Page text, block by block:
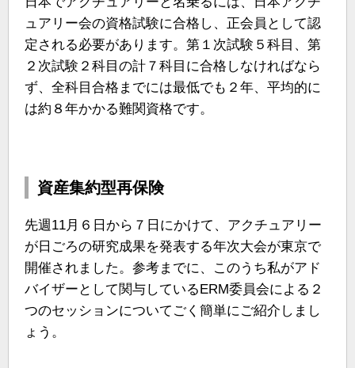
ュアリー会の資格試験に合格し、正会員として認
定される必要があります。第１次試験５科目、第
２次試験２科目の計７科目に合格しなければなら
ず、全科目合格までには最低でも２年、平均的に
は約８年かかる難関資格です。
資産集約型再保険
先週11月６日から７日にかけて、アクチュアリー
が日ごろの研究成果を発表する年次大会が東京で
開催されました。参考までに、このうち私がアド
バイザーとして関与しているERM委員会による２
つのセッションについてごく簡単にご紹介しまし
ょう。